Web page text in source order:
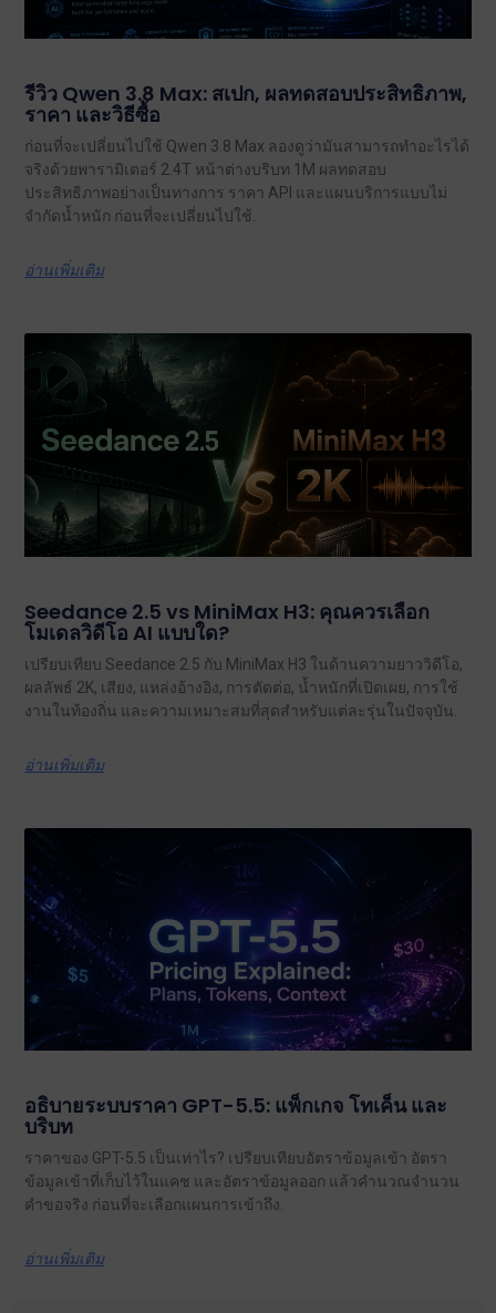
รีวิว Qwen 3.8 Max: สเปก, ผลทดสอบประสิทธิภาพ,
ราคา และวิธีซื้อ
ก่อนที่จะเปลี่ยนไปใช้ Qwen 3.8 Max ลองดูว่ามันสามารถทำอะไรได้
จริงด้วยพารามิเตอร์ 2.4T หน้าต่างบริบท 1M ผลทดสอบ
ประสิทธิภาพอย่างเป็นทางการ ราคา API และแผนบริการแบบไม่
จำกัดน้ำหนัก ก่อนที่จะเปลี่ยนไปใช้.
อ่านเพิ่มเติม
Seedance 2.5 vs MiniMax H3: คุณควรเลือก
โมเดลวิดีโอ AI แบบใด?
เปรียบเทียบ Seedance 2.5 กับ MiniMax H3 ในด้านความยาววิดีโอ,
ผลลัพธ์ 2K, เสียง, แหล่งอ้างอิง, การตัดต่อ, น้ำหนักที่เปิดเผย, การใช้
งานในท้องถิ่น และความเหมาะสมที่สุดสำหรับแต่ละรุ่นในปัจจุบัน.
อ่านเพิ่มเติม
อธิบายระบบราคา GPT-5.5: แพ็กเกจ โทเค็น และ
บริบท
ราคาของ GPT-5.5 เป็นเท่าไร? เปรียบเทียบอัตราข้อมูลเข้า อัตรา
ข้อมูลเข้าที่เก็บไว้ในแคช และอัตราข้อมูลออก แล้วคำนวณจำนวน
คำขอจริง ก่อนที่จะเลือกแผนการเข้าถึง.
อ่านเพิ่มเติม